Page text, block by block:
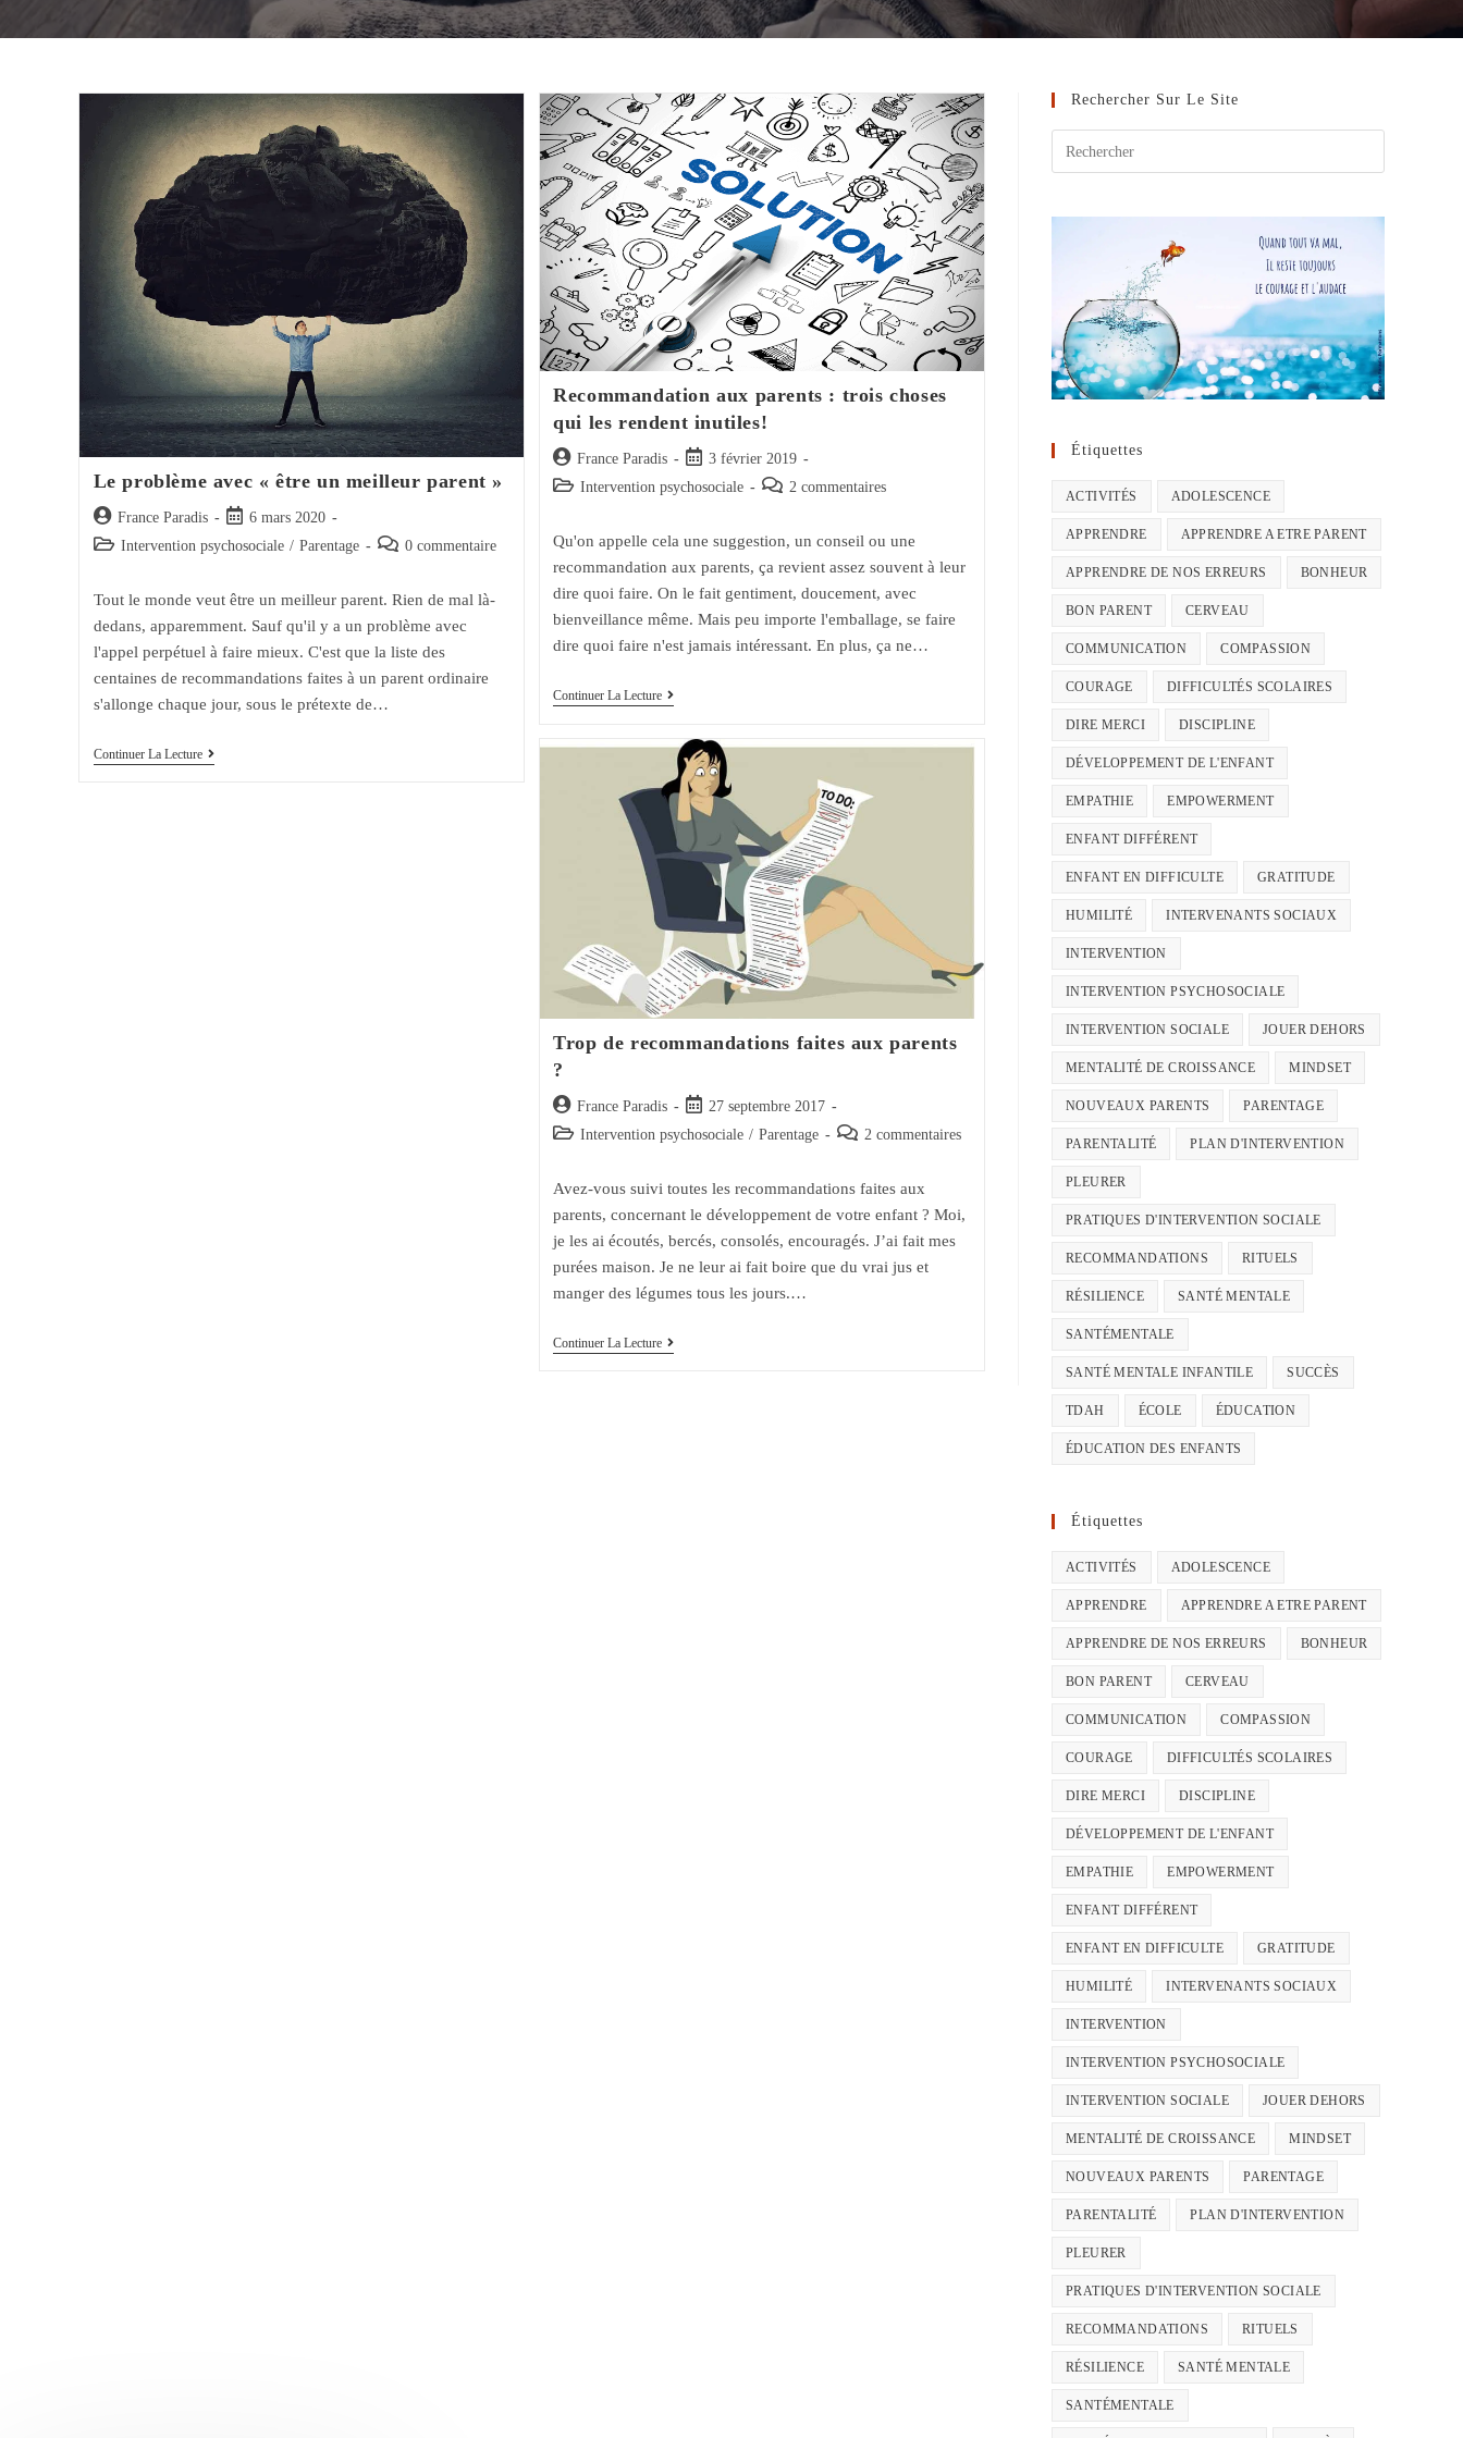
Le problème avec « être un meilleur parent »
Auteur/autrice
de
France Paradis
Post
published:
6 mars 2020
Post Intervention psychosociale / Parentage
Post 0 commentaire
Tout le monde veut être un meilleur parent. Rien de mal là-
dedans, apparemment. Sauf qu'il y a un problème avec
l'appel perpétuel à faire mieux. C'est que la liste des
centaines de recommandations faites à un parent ordinaire
s'allonge chaque jour, sous le prétexte de…
Continuer La LectureLe
Recommandation aux parents : trois choses
qui les rendent inutiles!
Auteur/autrice
de
France Paradis
Post
published:
3 février 2019
Post Intervention psychosociale
Post 2 commentaires
Qu'on appelle cela une suggestion, un conseil ou une
recommandation aux parents, ça revient assez souvent à leur
dire quoi faire. On le fait gentiment, doucement, avec
bienveillance même. Mais peu importe l'emballage, se faire
dire quoi faire n'est jamais intéressant. En plus, ça ne…
Continuer La LectureRecommandation
:
Trois
Choses
Qui
Les
Rendent
Inutiles!
Trop de recommandations faites aux parents
?
Auteur/autrice
de
France Paradis
Post
published:
27 septembre 2017
Post Intervention psychosociale / Parentage
Post 2 commentaires
Avez-vous suivi toutes les recommandations faites aux
parents, concernant le développement de votre enfant ? Moi,
je les ai écoutés, bercés, consolés, encouragés. J’ai fait mes
purées maison. Je ne leur ai fait boire que du vrai jus et
manger des légumes tous les jours.…
Continuer La LectureTrop
Rechercher Sur Le Site
Étiquettes
ACTIVITÉS ADOLESCENCE
APPRENDRE APPRENDRE A ETRE PARENT
APPRENDRE DE NOS ERREURS BONHEUR
BON PARENT CERVEAU
COMMUNICATION COMPASSION
COURAGE DIFFICULTÉS SCOLAIRES
DIRE MERCI DISCIPLINE
DÉVELOPPEMENT DE L'ENFANT
EMPATHIE EMPOWERMENT
ENFANT DIFFÉRENT
ENFANT EN DIFFICULTE GRATITUDE
HUMILITÉ INTERVENANTS SOCIAUX
INTERVENTION
INTERVENTION PSYCHOSOCIALE
INTERVENTION SOCIALE JOUER DEHORS
MENTALITÉ DE CROISSANCE MINDSET
NOUVEAUX PARENTS PARENTAGE
PARENTALITÉ PLAN D'INTERVENTION
PLEURER
PRATIQUES D'INTERVENTION SOCIALE
RECOMMANDATIONS RITUELS
RÉSILIENCE SANTÉ MENTALE
SANTÉMENTALE
SANTÉ MENTALE INFANTILE SUCCÈS
TDAH ÉCOLE ÉDUCATION
ÉDUCATION DES ENFANTS
Étiquettes
ACTIVITÉS ADOLESCENCE
APPRENDRE APPRENDRE A ETRE PARENT
APPRENDRE DE NOS ERREURS BONHEUR
BON PARENT CERVEAU
COMMUNICATION COMPASSION
COURAGE DIFFICULTÉS SCOLAIRES
DIRE MERCI DISCIPLINE
DÉVELOPPEMENT DE L'ENFANT
EMPATHIE EMPOWERMENT
ENFANT DIFFÉRENT
ENFANT EN DIFFICULTE GRATITUDE
HUMILITÉ INTERVENANTS SOCIAUX
INTERVENTION
INTERVENTION PSYCHOSOCIALE
INTERVENTION SOCIALE JOUER DEHORS
MENTALITÉ DE CROISSANCE MINDSET
NOUVEAUX PARENTS PARENTAGE
PARENTALITÉ PLAN D'INTERVENTION
PLEURER
PRATIQUES D'INTERVENTION SOCIALE
RECOMMANDATIONS RITUELS
RÉSILIENCE SANTÉ MENTALE
SANTÉMENTALE